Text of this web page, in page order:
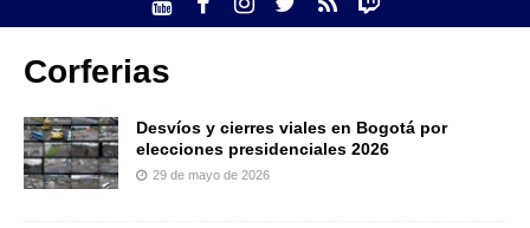
Corferias
Desvíos y cierres viales en Bogotá por
elecciones presidenciales 2026
29 de mayo de 2026